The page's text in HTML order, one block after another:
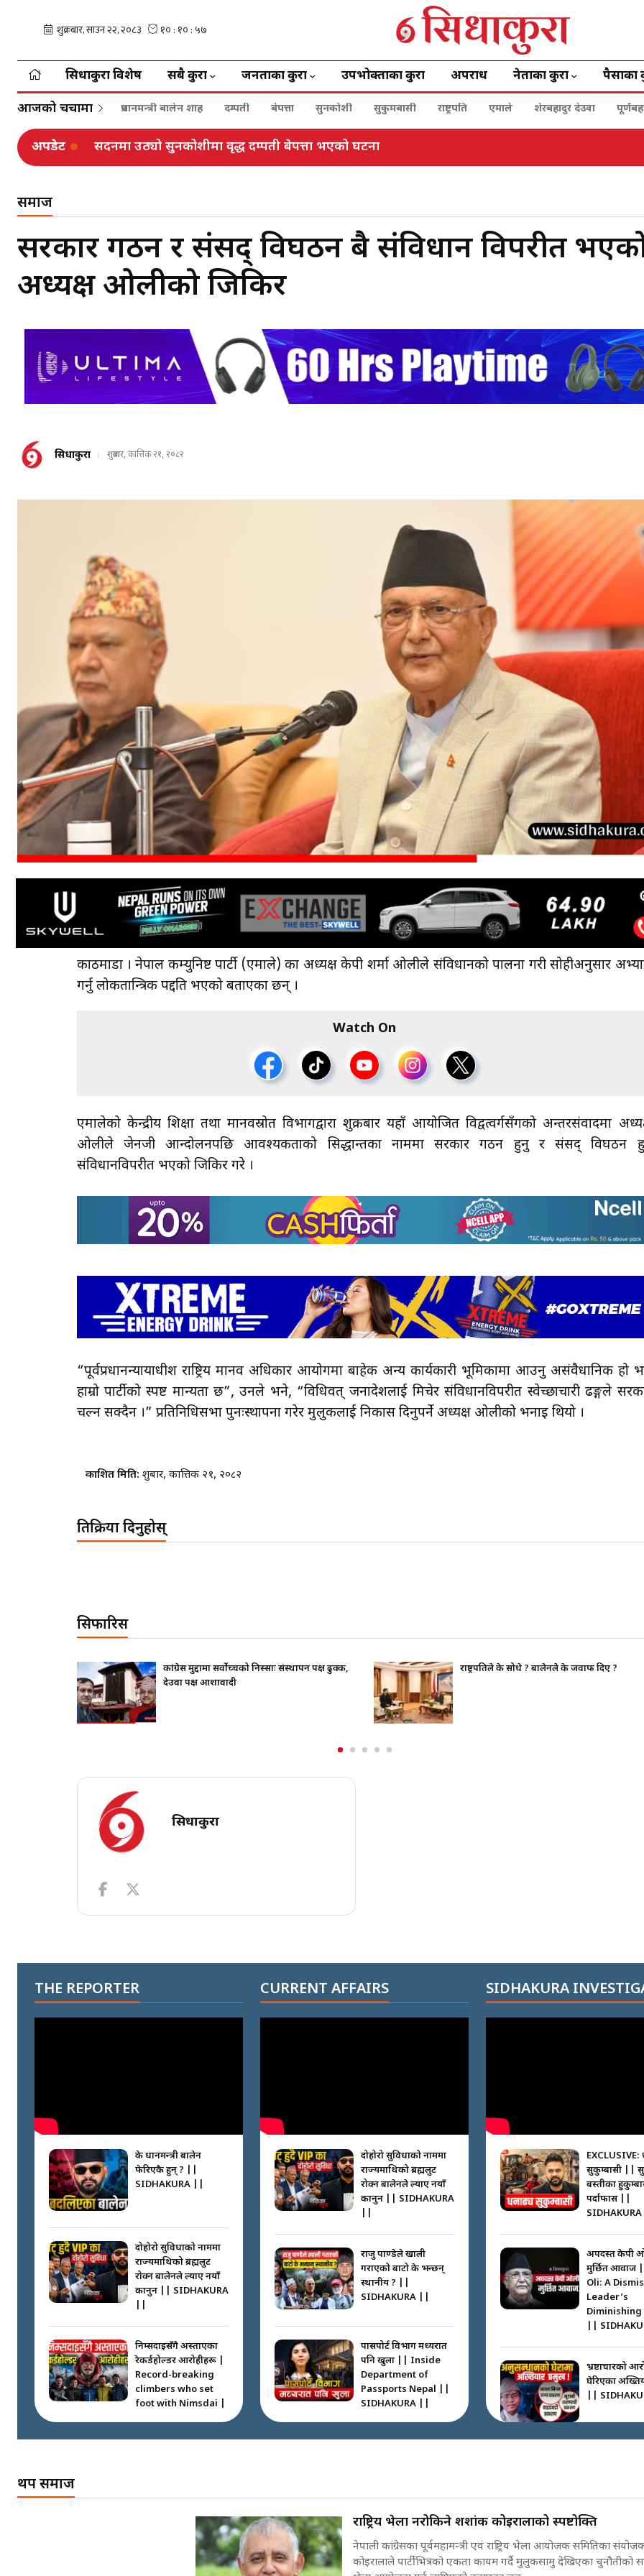
सिधाकुरा विशेष सबै कुरा जनताका कुरा उपभोक्ताका कुरा अपराध नेताका कुरा पैसाका
आजको चर्चामा प्रधानमन्त्री बालेन शाह दम्पती बेपत्ता सुनकोशी सुकुमबासी राष्ट्रपति एमाले शेरबहादुर देउवा
अपडेट सदनमा उठ्यो सुनकोशीमा वृद्ध दम्पती बेपत्ता भएको घटना
समाज
सरकार गठन र संसद् विघठन दुबै संविधान विपरीत
अध्यक्ष ओलीको जिकिर
सिधाकुरा शुक्रबार, कात्तिक २१, २०८२
काठमाडौँ । नेपाल कम्युनिष्ट पार्टी (एमाले) का अध्यक्ष केपी शर्मा ओलीले संविधानको पालना गरी सोहीअनुसार
गर्नु लोकतान्त्रिक पद्दति भएको बताएका छन् ।
Watch On
एमालेको केन्द्रीय शिक्षा तथा मानवस्रोत विभागद्वारा शुक्रबार यहाँ आयोजित विद्वत्वर्गसँगको अन्तरसंवादमा
ओलीले जेनजी आन्दोलनपछि आवश्यकताको सिद्धान्तका नाममा सरकार गठन हुनु र संसद् विघठन
संविधानविपरीत भएको जिकिर गरे ।
“पूर्वप्रधानन्यायाधीश राष्ट्रिय मानव अधिकार आयोगमा बाहेक अन्य कार्यकारी भूमिकामा आउनु असंवैधानिक हो
हाम्रो पार्टीको स्पष्ट मान्यता छ”, उनले भने, “विधिवत् जनादेशलाई मिचेर संविधानविपरीत स्वेच्छाचारी ढङ्गले
चल्न सक्दैन ।” प्रतिनिधिसभा पुनःस्थापना गरेर मुलुकलाई निकास दिनुपर्ने अध्यक्ष ओलीको भनाइ थियो ।
प्रकाशित मिति: शुक्रबार, कात्तिक २१, २०८२
प्रतिक्रिया दिनुहोस्
सिफारिस
राष्ट्रपतिले के सोधे ? बालेनले के जवाफ दिए ?
भाइचारा खलबलाउने कुनै पनि क्रियाकलापप्रति सरकार
सिधाकुरा
THE REPORTER
के प्रधानमन्त्री बालेन
फेरिएकै हुन् ? ||
SIDHAKURA ||
दोहोरो सुविधाको नाममा
राज्यमाथिको ब्रह्मलुट
रोक्न बालेनले ल्याए नयाँ
कानुन || SIDHAKURA
निम्सदाइसँगै अस्ताएका
रेकर्डहोल्डर आरोहीहरू |
Record-breaking
climbers who set
foot with Nimsdai |
नभाँडिएको सद्भाव :
CURRENT AFFAIRS
दोहोरो सुविधाको नाममा
राज्यमाथिको ब्रह्मलुट
रोक्न बालेनले ल्याए नयाँ
कानुन || SIDHAKURA
राजु पाण्डेले खाली
गराएको बाटो के भन्छन्
स्थानीय ? ||
SIDHAKURA ||
पासपोर्ट विभाग मध्यरात
पनि खुला || Inside
Department of
Passports Nepal ||
SIDHAKURA ||
पासपोर्ट पाउन फेरि सकस
। के हो समस्या ? ||
SIDHAKURA ||
SIDHAKURA
EXCLUSIVE:
सुकुम्बासी ||
बस्तीका
पर्दाफास ||
SIDHAKURA
अपदस्त केपी
मुर्छित आवाज
Oli: A
Leader’s
Diminishing
||
भ्रष्टाचारको
घेरिएका
||
over
Minister ||
पोप्पोको
थप समाज
राष्ट्रिय भेला नरोकिने शशांक कोइरालाको स्पष्टोक्ति
नेपाली कांग्रेसका पूर्वमहामन्त्री एवं राष्ट्रिय भेला आयोजक समितिका
कोइरालाले पार्टीभित्रको एकता कायम गर्दै मुलुकसामु देखिएका चुनौतीको